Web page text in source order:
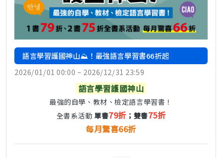
語言學習護國神山⛰️！最強語言學習書66折起
2026/01/01 00:00 ~ 2026/12/31 23:59
語言學習護國神山
最強的自學、教材、檢定語言學習書！
全書系活動單書79折；雙書75折
每月驚喜66折